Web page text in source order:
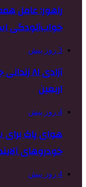
راهور: عامل
خواب‌آلودگی
3 روز پیش
آزادی ۸۱
اربعین
4 روز پیش
هوای پاک برای
خودروهای
4 روز پیش